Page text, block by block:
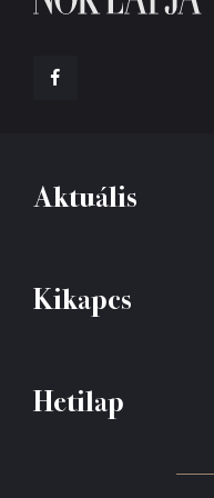
Aktuális
Kikapcs
Hetilap